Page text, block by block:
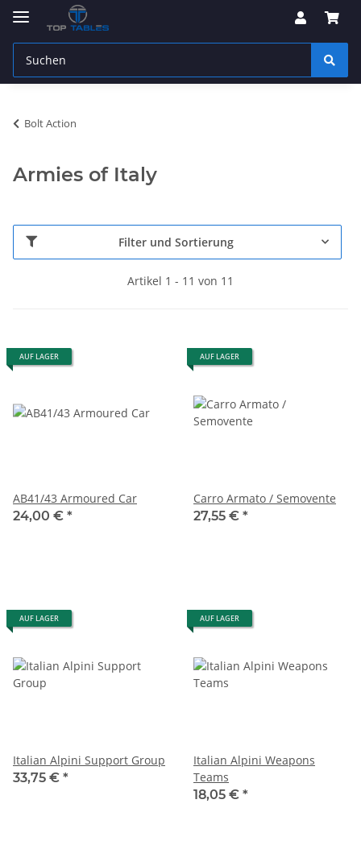
Bolt Action
Armies of Italy
Filter und Sortierung
Artikel 1 - 11 von 11
AUF LAGER
AB41/43 Armoured Car
24,00 € *
AUF LAGER
Carro Armato / Semovente
27,55 € *
AUF LAGER
Italian Alpini Support Group
33,75 € *
AUF LAGER
Italian Alpini Weapons
Teams
18,05 € *